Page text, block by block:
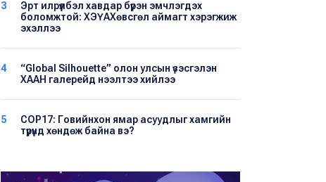
3
Эрт илрүүлбэл хавдар бүрэн эмчлэгдэх
боломжтой: ХЭҮА​Хөвсгөл аймагт хэрэгжиж
эхэллээ
4
“Global Silhouette” олон улсын үзэсгэлэн
ХААН галерейд нээлтээ хийлээ
5
COP17: Говийнхон ямар асуудлыг хамгийн
түрүүнд хөндөж байна вэ?